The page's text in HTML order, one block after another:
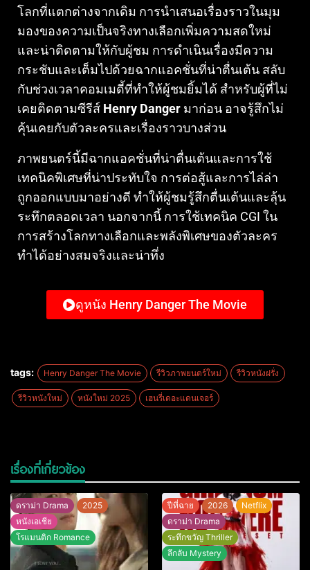
โลกที่แตกต่างจากเดิม การนำเสนอเรื่องราวในมุม
มองของความเป็นจริงทางเลือกเพิ่มความสดใหม่
และน่าติดตามให้กับผู้ชม การดำเนินเรื่องมีความ
กระชับและเต็มไปด้วยฉากแอคชั่นที่น่าตื่นเต้น สลับ
กับช่วงเวลาคอมเมดี้ที่ทำให้ผู้ชมยิ้มได้ สำหรับผู้ที่ไม่
เคยติดตามซีรีส์ Henry Danger มาก่อน อาจรู้สึกไม่
คุ้นเคยกับตัวละครและเรื่องราวบางส่วน
ภาพยนตร์นี้มีฉากแอคชั่นที่น่าตื่นเต้นและการใช้
เทคนิคพิเศษที่น่าประทับใจ การต่อสู้และการไล่ล่า
ถูกออกแบบมาอย่างดี ทำให้ผู้ชมรู้สึกตื่นเต้นและลุ้น
ระทึกตลอดเวลา นอกจากนี้ การใช้เทคนิค CGI ใน
การสร้างโลกทางเลือกและพลังพิเศษของตัวละคร
ทำได้อย่างสมจริงและน่าทึ่ง
ดูหนัง Henry Danger The Movie
tags: Henry Danger The Movie รีวิวภาพยนตร์ใหม่ รีวิวหนังฝรั่ง
รีวิวหนังใหม่ หนังใหม่ 2025 เฮนรี่เดอะแดนเจอร์
เรื่องที่เกี่ยวข้อง
ดราม่า Drama
2025
หนังเอเชีย
โรแมนติก Romance
ปีที่ฉาย 2026
Netflix
ดราม่า Drama
ระทึกขวัญ Thriller
ลึกลับ Mystery